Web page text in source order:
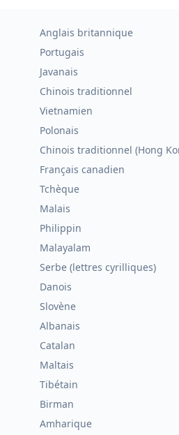
Anglais britannique
Portugais
Javanais
Chinois traditionnel
Vietnamien
Polonais
Chinois traditionnel (Hong
Français canadien
Tchèque
Malais
Philippin
Malayalam
Serbe (lettres cyrilliques)
Danois
Slovène
Albanais
Catalan
Maltais
Tibétain
Birman
Amharique